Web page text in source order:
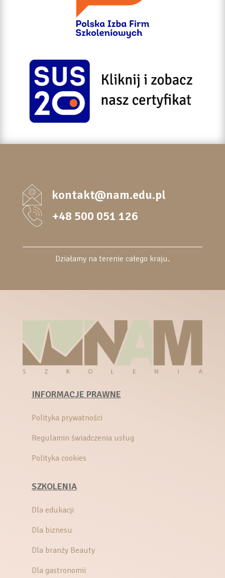
kontakt@nam.edu.pl
+48 500 051 126
Działamy na terenie całego kraju.
INFORMACJE PRAWNE
Polityka prywatności
Regulamin świadczenia usług
Polityka cookies
SZKOLENIA
Dla edukacji
Dla biznesu
Dla branży Beauty
Dla gastronomii